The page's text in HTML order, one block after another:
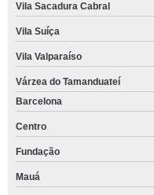
Vila Sacadura Cabral
Vila Suíça
Vila Valparaíso
Várzea do Tamanduateí
Barcelona
Centro
Fundação
Mauá